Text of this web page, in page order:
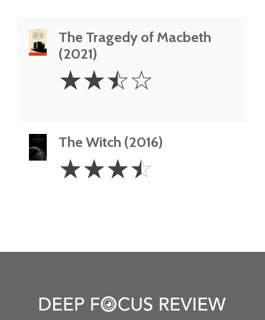
The Tragedy of Macbeth
(2021)
2.5
Stars
☆☆☆☆
The Witch (2016)
3.5
Stars
☆☆☆☆